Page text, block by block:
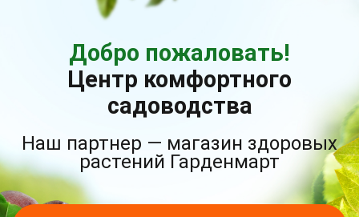
Добро пожаловать!
Центр комфортного
садоводства
Наш партнер — магазин здоровых
растений Гарденмарт